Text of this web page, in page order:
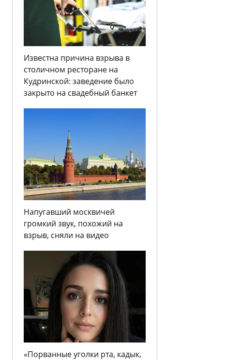
Известна причина взрыва в
столичном ресторане на
Кудринской: заведение было
закрыто на свадебный банкет
Напугавший москвичей
громкий звук, похожий на
взрыв, сняли на видео
«Порванные уголки рта, кадык,